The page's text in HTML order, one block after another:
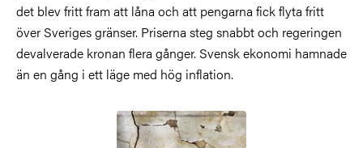
det blev fritt fram att låna och att pengarna fick flyta fritt
över Sveriges gränser. Priserna steg snabbt och regeringen
devalverade kronan flera gånger. Svensk ekonomi hamnade
än en gång i ett läge med hög inflation.
Bild